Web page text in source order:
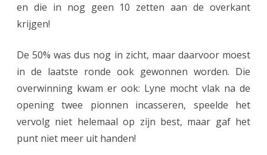
en die in nog geen 10 zetten aan de overkant
krijgen!
De 50% was dus nog in zicht, maar daarvoor moest
in de laatste ronde ook gewonnen worden. Die
overwinning kwam er ook: Lyne mocht vlak na de
opening twee pionnen incasseren, speelde het
vervolg niet helemaal op zijn best, maar gaf het
punt niet meer uit handen!